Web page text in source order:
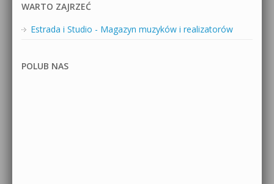
WARTO ZAJRZEĆ
Estrada i Studio - Magazyn muzyków i realizatorów
POLUB NAS